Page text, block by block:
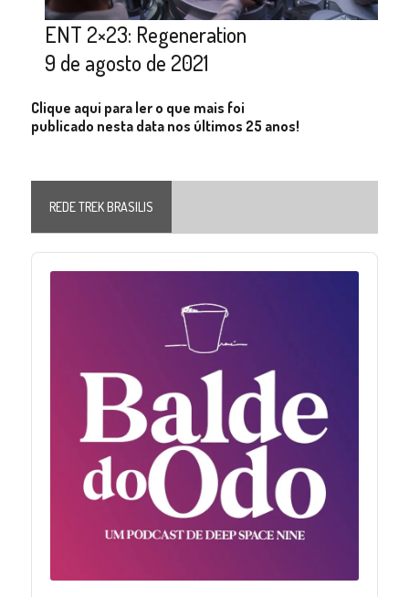
ENT 2×23: Regeneration
9 de agosto de 2021
Clique aqui para ler o que mais foi
publicado nesta data nos últimos 25 anos!
REDE TREK BRASILIS
Audio
Player